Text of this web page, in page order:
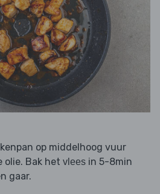
op middelhoog vuur
olie. Bak het vlees in 5-8min
gaar.